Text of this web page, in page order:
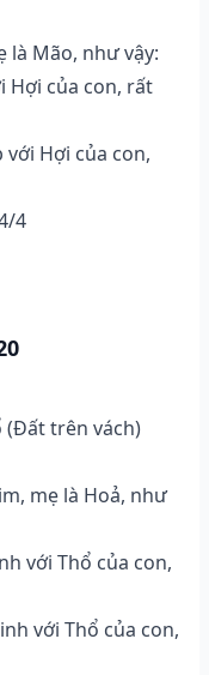
là Mão, như vậy:
Hợi của con, rất
Hợi của con,
4
(Ðất trên vách)
mẹ là Hoả, như
với Thổ của con,
với Thổ của con,